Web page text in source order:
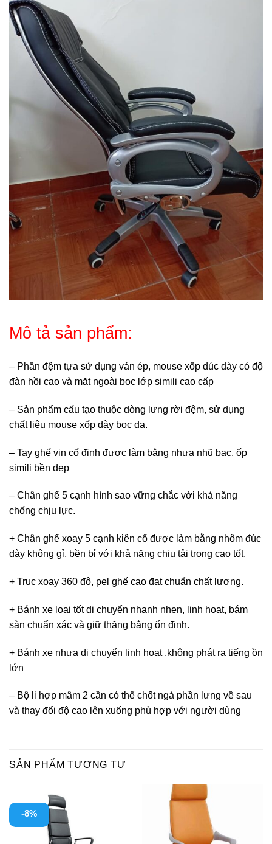
Mô tả sản phẩm:
– Phần đệm tựa sử dụng ván ép, mouse xốp dúc dày có độ
đàn hồi cao và mặt ngoài bọc lớp simili cao cấp
– Sản phẩm cấu tạo thuộc dòng lưng rời đệm, sử dụng
chất liệu mouse xốp dày bọc da.
– Tay ghế vịn cố định được làm bằng nhựa nhũ bạc, ốp
simili bền đẹp
– Chân ghế 5 cạnh hình sao vững chắc với khả năng
chống chịu lực.
+ Chân ghế xoay 5 cạnh kiên cố được làm bằng nhôm đúc
dày không gỉ, bền bỉ với khả năng chịu tải trọng cao tốt.
+ Trục xoay 360 độ, pel ghế cao đạt chuẩn chất lượng.
+ Bánh xe loại tốt di chuyển nhanh nhẹn, linh hoạt, bám
sàn chuẩn xác và giữ thăng bằng ổn định.
+ Bánh xe nhựa di chuyển linh hoạt ,không phát ra tiếng ồn
lớn
– Bộ li hợp mâm 2 cần có thể chốt ngả phần lưng về sau
và thay đổi độ cao lên xuống phù hợp với người dùng
SẢN PHẨM TƯƠNG TỰ
-8%